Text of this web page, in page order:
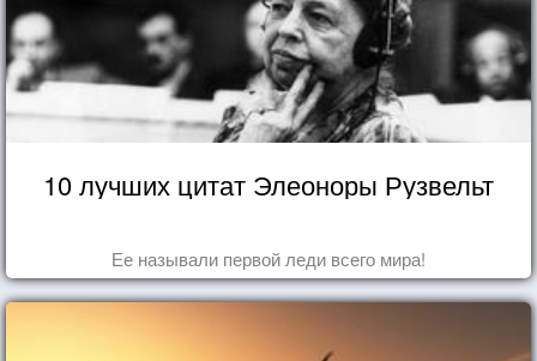
10 лучших цитат Элеоноры Рузвельт
Ее называли первой леди всего мира!